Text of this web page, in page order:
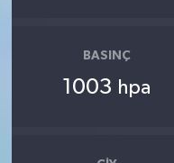
BASINÇ
1003 hpa